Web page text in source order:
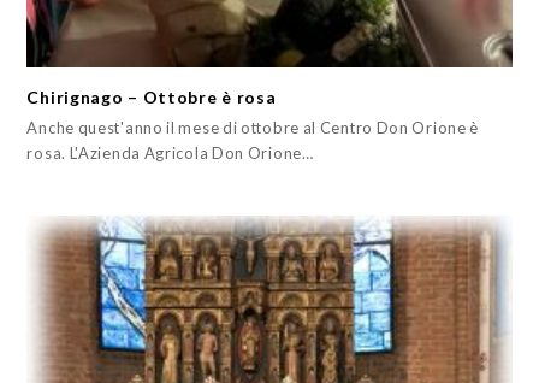
Chirignago – Ottobre è rosa
Anche quest'anno il mese di ottobre al Centro Don Orione è
rosa. L'Azienda Agricola Don Orione…